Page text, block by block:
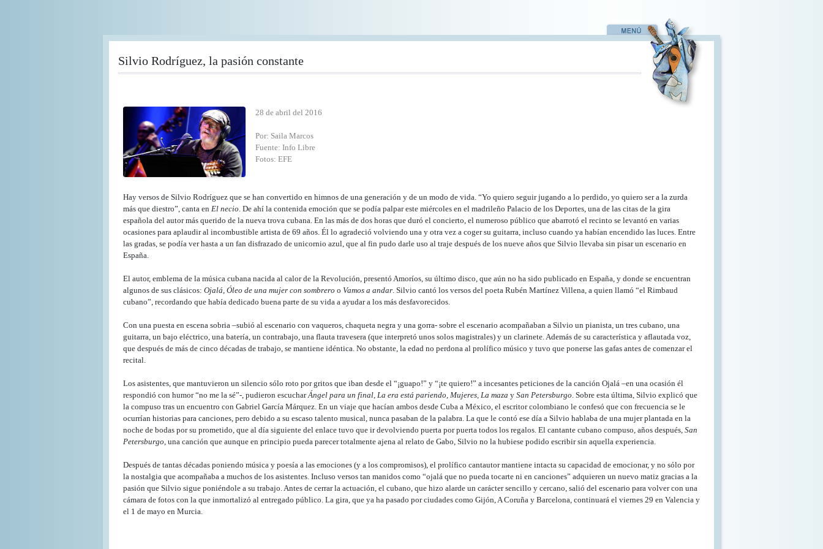
Silvio Rodríguez, la pasión constante
28 de abril del 2016
Por: Saila Marcos
Fuente: Info Libre
Fotos: EFE
Hay versos de Silvio Rodríguez que se han convertido en himnos de una generación y de un modo de vida. “Yo quiero seguir jugando a lo perdido, yo quiero ser a la zurda
más que diestro”, canta en El necio. De ahí la contenida emoción que se podía palpar este miércoles en el madrileño Palacio de los Deportes, una de las citas de la gira
española del autor más querido de la nueva trova cubana. En las más de dos horas que duró el concierto, el numeroso público que abarrotó el recinto se levantó en varias
ocasiones para aplaudir al incombustible artista de 69 años. Él lo agradeció volviendo una y otra vez a coger su guitarra, incluso cuando ya habían encendido las luces. Entre
las gradas, se podía ver hasta a un fan disfrazado de unicornio azul, que al fin pudo darle uso al traje después de los nueve años que Silvio llevaba sin pisar un escenario en
España.
El autor, emblema de la música cubana nacida al calor de la Revolución, presentó Amoríos, su último disco, que aún no ha sido publicado en España, y donde se encuentran
algunos de sus clásicos: Ojalá, Óleo de una mujer con sombrero o Vamos a andar. Silvio cantó los versos del poeta Rubén Martínez Villena, a quien llamó “el Rimbaud
cubano”, recordando que había dedicado buena parte de su vida a ayudar a los más desfavorecidos.
Con una puesta en escena sobria –subió al escenario con vaqueros, chaqueta negra y una gorra- sobre el escenario acompañaban a Silvio un pianista, un tres cubano, una
guitarra, un bajo eléctrico, una batería, un contrabajo, una flauta travesera (que interpretó unos solos magistrales) y un clarinete. Además de su característica y aflautada voz,
que después de más de cinco décadas de trabajo, se mantiene idéntica. No obstante, la edad no perdona al prolífico músico y tuvo que ponerse las gafas antes de comenzar el
recital.
Los asistentes, que mantuvieron un silencio sólo roto por gritos que iban desde el “¡guapo!” y “¡te quiero!” a incesantes peticiones de la canción Ojalá –en una ocasión él
respondió con humor “no me la sé”-, pudieron escucharÁngel para un final, La era está pariendo, Mujeres, La maza y San Petersburgo. Sobre esta última, Silvio explicó que
la compuso tras un encuentro con Gabriel García Márquez. En un viaje que hacían ambos desde Cuba a México, el escritor colombiano le confesó que con frecuencia se le
ocurrían historias para canciones, pero debido a su escaso talento musical, nunca pasaban de la palabra. La que le contó ese día a Silvio hablaba de una mujer plantada en la
noche de bodas por su prometido, que al día siguiente del enlace tuvo que ir devolviendo puerta por puerta todos los regalos. El cantante cubano compuso, años después, San
Petersburgo, una canción que aunque en principio pueda parecer totalmente ajena al relato de Gabo, Silvio no la hubiese podido escribir sin aquella experiencia.
Después de tantas décadas poniendo música y poesía a las emociones (y a los compromisos), el prolífico cantautor mantiene intacta su capacidad de emocionar, y no sólo por
la nostalgia que acompañaba a muchos de los asistentes. Incluso versos tan manidos como “ojalá que no pueda tocarte ni en canciones” adquieren un nuevo matiz gracias a la
pasión que Silvio sigue poniéndole a su trabajo. Antes de cerrar la actuación, el cubano, que hizo alarde un carácter sencillo y cercano, salió del escenario para volver con una
cámara de fotos con la que inmortalizó al entregado público. La gira, que ya ha pasado por ciudades como Gijón, A Coruña y Barcelona, continuará el viernes 29 en Valencia y
el 1 de mayo en Murcia.